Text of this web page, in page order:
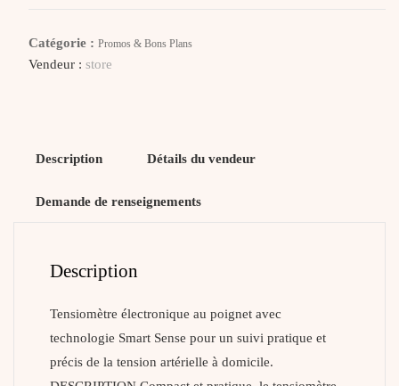
Catégorie : Promos & Bons Plans
Vendeur : store
Description Détails du vendeur
Demande de renseignements
Description
Tensiomètre électronique au poignet avec
technologie Smart Sense pour un suivi pratique et
précis de la tension artérielle à domicile.